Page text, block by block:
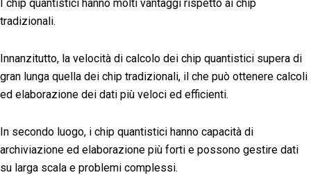
I chip quantistici hanno molti vantaggi rispetto ai chip
tradizionali.
Innanzitutto, la velocità di calcolo dei chip quantistici supera di
gran lunga quella dei chip tradizionali, il che può ottenere calcoli
ed elaborazione dei dati più veloci ed efficienti.
In secondo luogo, i chip quantistici hanno capacità di
archiviazione ed elaborazione più forti e possono gestire dati
su larga scala e problemi complessi.